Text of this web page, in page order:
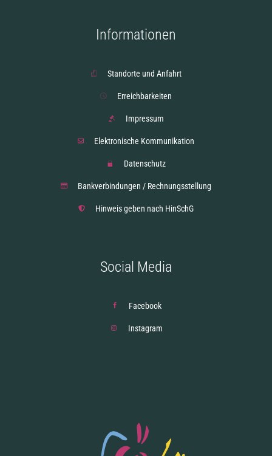
Informationen
Standorte und Anfahrt
Erreichbarkeiten
Impressum
Elektronische Kommunikation
Datenschutz
Bankverbindungen / Rechnungsstellung
Hinweis geben nach HinSchG
Social Media
Facebook
Instagram